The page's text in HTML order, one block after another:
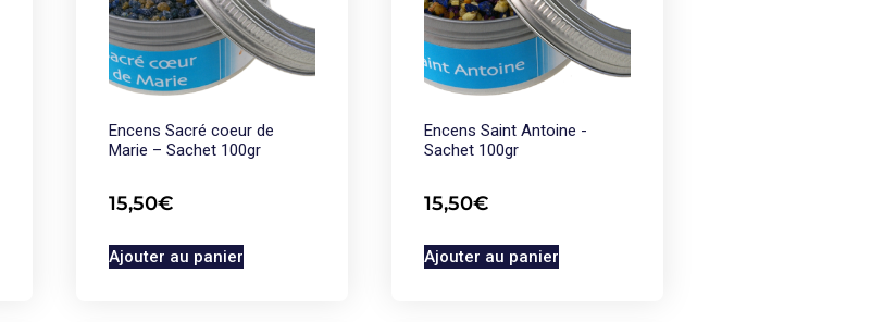
Encens Sacré coeur de
Marie – Sachet 100gr
15,50€
Ajouter au panier
Encens Saint Antoine -
Sachet 100gr
15,50€
Ajouter au panier